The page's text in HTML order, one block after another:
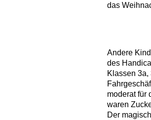
das
Andere
des
Klassen
moderat für
waren
Der